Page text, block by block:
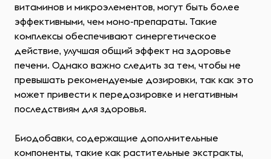
витаминов и микроэлементов, могут быть более
эффективными, чем моно-препараты. Такие
комплексы обеспечивают синергетическое
действие, улучшая общий эффект на здоровье
печени. Однако важно следить за тем, чтобы не
превышать рекомендуемые дозировки, так как это
может привести к передозировке и негативным
последствиям для здоровья.
Биодобавки, содержащие дополнительные
компоненты, такие как растительные экстракты,